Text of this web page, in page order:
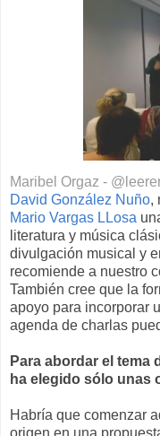
Maribel Orgaz -
David González Nuño,
Mario Vargas LLosa
literatura y música
divulgación musical y
recomiende a nuestro
También cree que la
apoyo para incorporar
agenda de charlas
Para abordar el tema
ha elegido sólo unas
Habría que comenzar